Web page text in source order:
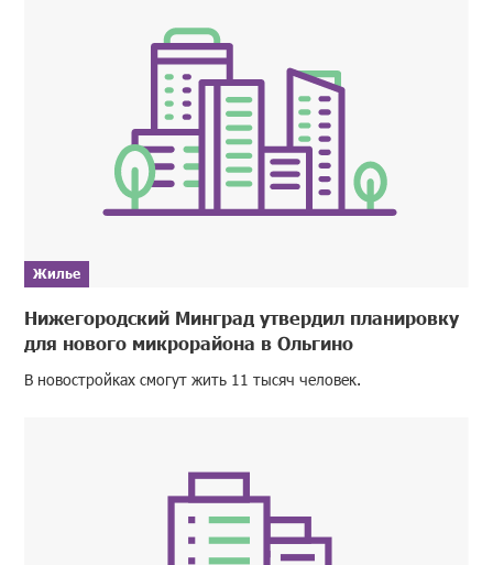
Жилье
Нижегородский Минград утвердил планировку
для нового микрорайона в Ольгино
В новостройках смогут жить 11 тысяч человек.